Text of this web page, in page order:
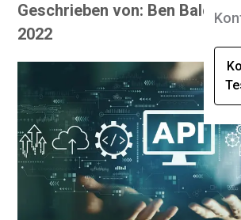
Geschrieben von: Ben Baldwin
2022